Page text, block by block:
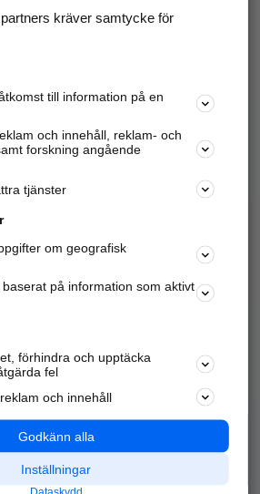
och platser.
adresser, företagsinfo mm.
Marknadsför företaget
Kom igång och annonsera mot
samarbetspartners nära dig.
Populära sökningar
Annonsera
Integritet
Nödnummer
kräver samtycke för
till information på en
och innehåll, reklam- och
forskning angående
tjänster
om geografisk
på information som aktivt
förhindra och upptäcka
fel
och innehåll
Godkänn alla
Inställningar
Dataskydd